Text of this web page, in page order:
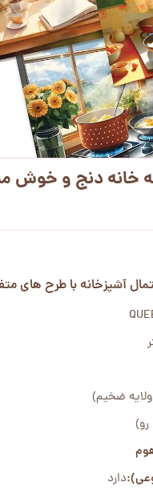
خانه دنج و خوش
ضخیم)
رو)
دارد